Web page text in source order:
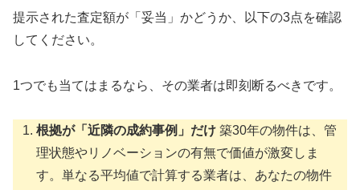
提示された査定額が「妥当」かどうか、以下の3点を確認
してください。
1つでも当てはまるなら、その業者は即刻断るべきです。
根拠が「近隣の成約事例」だけ 築30年の物件は、管
理状態やリノベーションの有無で価値が激変しま
す。単なる平均値で計算する業者は、あなたの物件